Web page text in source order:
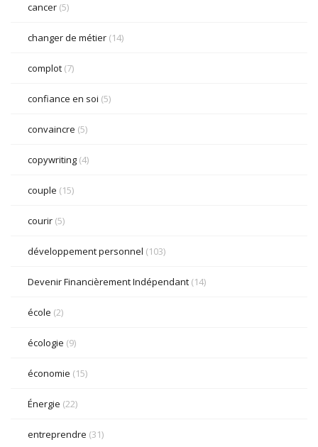
cancer (5)
changer de métier (14)
complot (7)
confiance en soi (5)
convaincre (5)
copywriting (4)
couple (15)
courir (5)
développement personnel (103)
Devenir Financièrement Indépendant (14)
école (2)
écologie (9)
économie (15)
Énergie (22)
entreprendre (31)